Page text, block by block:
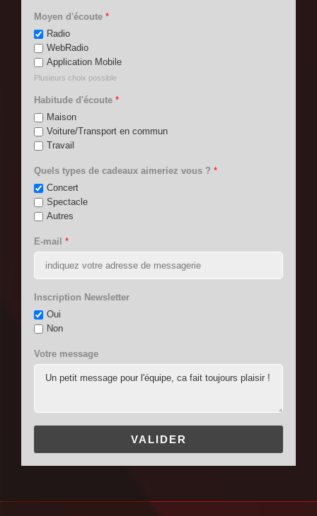
Moyen d'écoute *
Radio
WebRadio
Application Mobile
Plusieurs choix possible
Habitude d'écoute *
Maison
Voiture/Transport en commun
Travail
Quels types de cadeaux aimeriez vous ? *
Concert
Spectacle
Autres
E-mail *
Inscription Newsletter
Oui
Non
Votre message
VALIDER